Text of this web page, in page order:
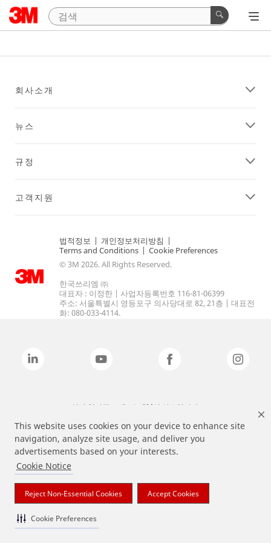
This website uses cookies on your device to enhance site
navigation, analyze site usage, and deliver you
advertisements based on your interests.
Cookie Notice
Reject Non-Essential Cookies Accept Cookies
Cookie Preferences
회사소개
뉴스
규정
고객지원
법적정보 | 개인정보처리방침 |
Terms and Conditions | Cookie Preferences
© 3M 2026. All Rights Reserved.
한국쓰리엠 ㈜
대표자 : 이정한 | 사업자등록번호 116-81-06399
주소: 서울특별시 영등포구 의사당대로 82, 21층 | 대표전
화: 080-033-4114.
상기 열거된 브랜드는 3M의 상표입니다.